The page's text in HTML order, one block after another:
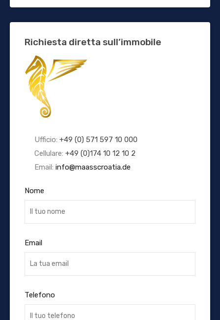
Richiesta diretta sull’immobile
Ufficio: +49 (0) 571 597 10 000
Cellulare: +49 (0)174 10 12 10 2
Email: info@maasscroatia.de
Nome
Email
Telefono